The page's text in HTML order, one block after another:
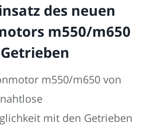
des neuen
m550/m650
m550/m650 von
mit den Getrieben